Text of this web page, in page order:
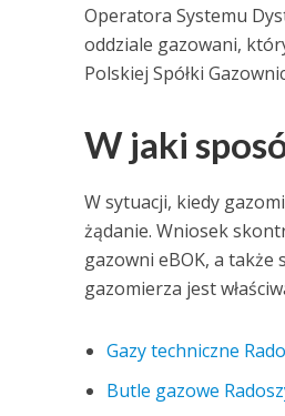
Operatora Systemu
oddziale gazowani,
Polskiej Spółki
W jaki
W sytuacji, kiedy
żądanie. Wniosek
gazowni eBOK, a także
gazomierza jest
Gazy techniczne
Butle gazowe